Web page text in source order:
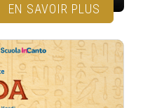
EN SAVOIR PLUS